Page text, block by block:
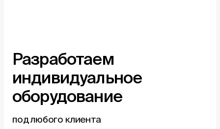
Разработаем
индивидуальное
оборудование
под любого клиента